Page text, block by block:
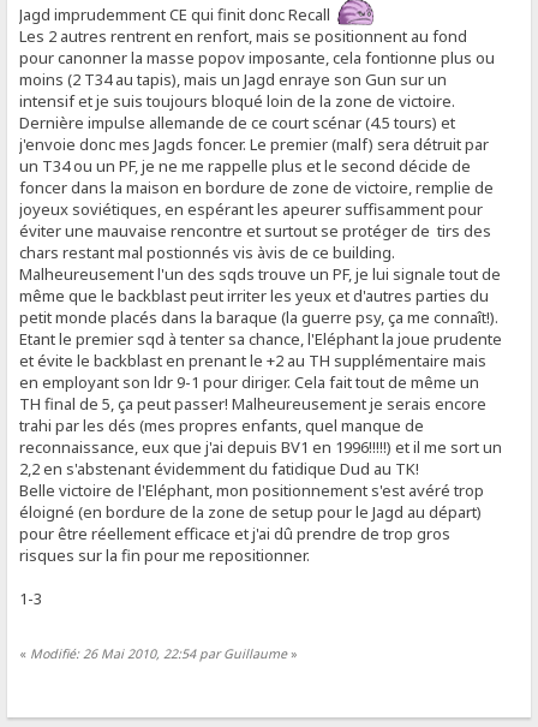
Jagd imprudemment CE qui finit donc Recall
Les 2 autres rentrent en renfort, mais se positionnent au fond
pour canonner la masse popov imposante, cela fontionne plus ou
moins (2 T34 au tapis), mais un Jagd enraye son Gun sur un
intensif et je suis toujours bloqué loin de la zone de victoire.
Dernière impulse allemande de ce court scénar (4.5 tours) et
j'envoie donc mes Jagds foncer. Le premier (malf) sera détruit par
un T34 ou un PF, je ne me rappelle plus et le second décide de
foncer dans la maison en bordure de zone de victoire, remplie de
joyeux soviétiques, en espérant les apeurer suffisamment pour
éviter une mauvaise rencontre et surtout se protéger de tirs des
chars restant mal postionnés vis àvis de ce building.
Malheureusement l'un des sqds trouve un PF, je lui signale tout de
même que le backblast peut irriter les yeux et d'autres parties du
petit monde placés dans la baraque (la guerre psy, ça me connaît!).
Etant le premier sqd à tenter sa chance, l'Eléphant la joue prudente
et évite le backblast en prenant le +2 au TH supplémentaire mais
en employant son ldr 9-1 pour diriger. Cela fait tout de même un
TH final de 5, ça peut passer! Malheureusement je serais encore
trahi par les dés (mes propres enfants, quel manque de
reconnaissance, eux que j'ai depuis BV1 en 1996!!!!!) et il me sort un
2,2 en s'abstenant évidemment du fatidique Dud au TK!
Belle victoire de l'Eléphant, mon positionnement s'est avéré trop
éloigné (en bordure de la zone de setup pour le Jagd au départ)
pour être réellement efficace et j'ai dû prendre de trop gros
risques sur la fin pour me repositionner.
1-3
« Modifié: 26 Mai 2010, 22:54 par Guillaume»